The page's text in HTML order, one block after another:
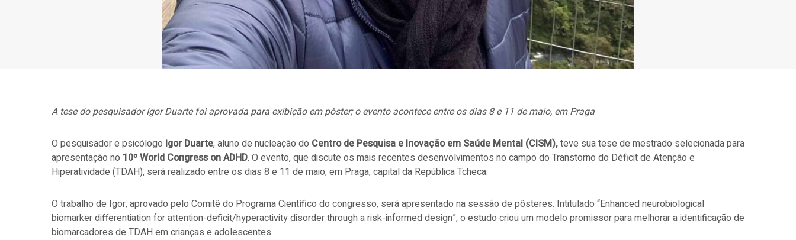
A tese do pesquisador Igor Duarte foi aprovada para exibição em pôster; o evento acontece entre os dias 8 e 11 de maio, em Praga
O pesquisador e psicólogo Igor Duarte, aluno de nucleação do Centro de Pesquisa e Inovação em Saúde Mental (CISM),teve sua tese de mestrado selecionada para
apresentação no 10º World Congress on ADHD. O evento, que discute os mais recentes desenvolvimentos no campo do Transtorno do Déficit de Atenção e
Hiperatividade (TDAH), será realizado entre os dias 8 e 11 de maio, em Praga, capital da República Tcheca.
O trabalho de Igor, aprovado pelo Comitê do Programa Científico do congresso, será apresentado na sessão de pôsteres. Intitulado “Enhanced neurobiological
biomarker differentiation for attention-deficit/hyperactivity disorder through a risk-informed design”, o estudo criou um modelo promissor para melhorar a identificação de
biomarcadores de TDAH em crianças e adolescentes.